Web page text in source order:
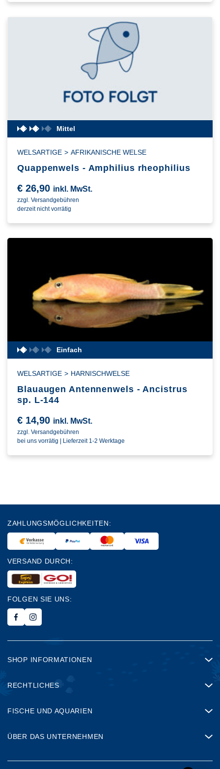
Mittel
WELSARTIGE > AFRIKANISCHE WELSE
Quappenwels - Amphilius rheophilius
€ 26,90 inkl. MwSt.
zzgl. Versandgebühren
derzeit nicht vorrätig
Einfach
WELSARTIGE > HARNISCHWELSE
Blauaugen Antennenwels - Ancistrus
sp. L-144
€ 14,90 inkl. MwSt.
zzgl. Versandgebühren
bei uns vorrätig | Lieferzeit 1-2 Werktage
ZAHLUNGSMÖGLICHKEITEN:
VERSAND DURCH:
FOLGEN SIE UNS:
SHOP INFORMATIONEN
RECHTLICHES
FISCHE UND AQUARIEN
ÜBER DAS UNTERNEHMEN